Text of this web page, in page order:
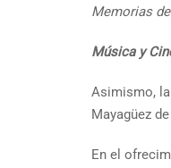
Memorias
Música y
Asimismo,
Mayagüez
En el